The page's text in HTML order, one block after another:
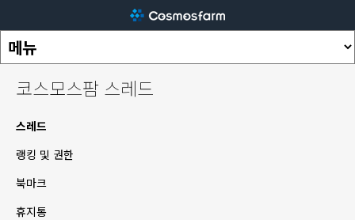
코스모스팜 스레드
스레드
랭킹 및 권한
북마크
휴지통